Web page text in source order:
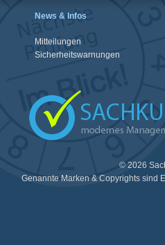
News & Infos
Mitteilungen
Sicherheitswarnungen
© 2026
Genannte Marken & Copyrights sind